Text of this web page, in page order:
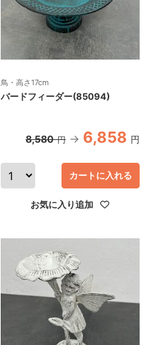
鳥・高さ17cm
バードフィーダー(85094)
8,580 円 6,858 円
カートに入れる
お気に入り追加